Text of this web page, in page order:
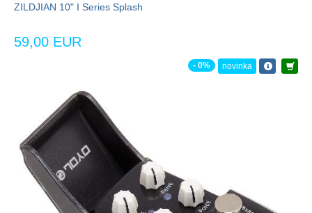
ZILDJIAN 10" I Series Splash
59,00 EUR
- 0% novinka